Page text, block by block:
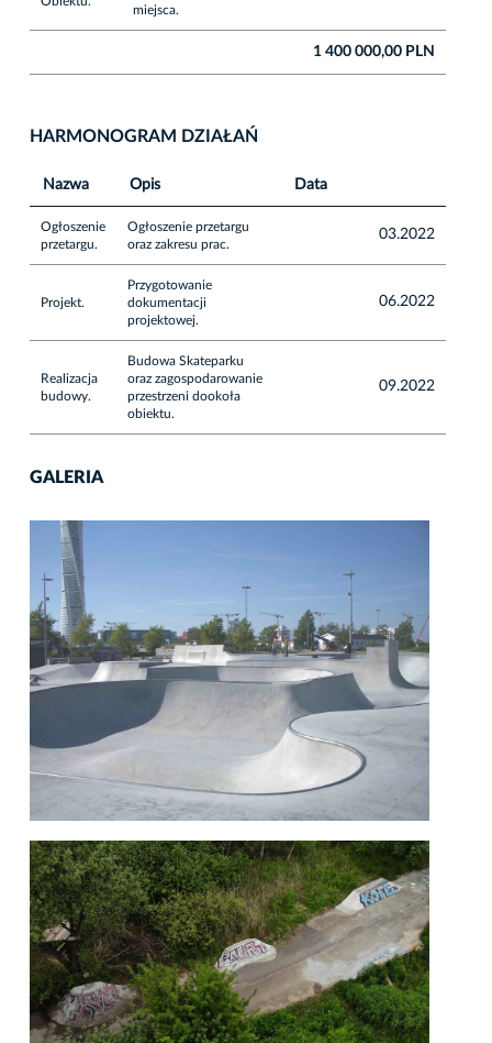
miejsca.
1 400 000,00 PLN
HARMONOGRAM DZIAŁAŃ
Nazwa Opis Data
Ogłoszenie
przetargu.
Ogłoszenie przetargu
oraz zakresu prac.
03.2022
Projekt.
Przygotowanie
dokumentacji
projektowej.
06.2022
Realizacja
budowy.
Budowa Skateparku
oraz zagospodarowanie
przestrzeni dookoła
obiektu.
09.2022
GALERIA